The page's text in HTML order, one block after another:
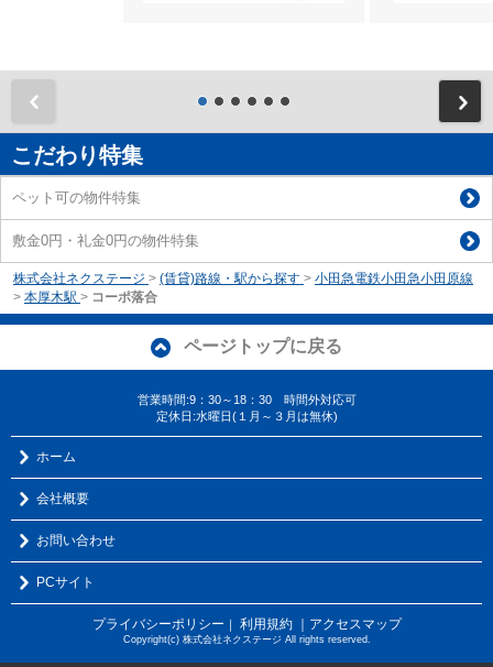
こだわり特集
ペット可の物件特集
敷金0円・礼金0円の物件特集
株式会社ネクステージ > (賃貸)路線・駅から探す > 小田急電鉄小田急小田原線
> 本厚木駅 > コーポ落合
ページトップに戻る
営業時間:9：30～18：30 時間外対応可
定休日:水曜日(１月～３月は無休)
ホーム
会社概要
お問い合わせ
PCサイト
プライバシーポリシー ｜ 利用規約 ｜アクセスマップ
Copyright(c) 株式会社ネクステージ All rights reserved.